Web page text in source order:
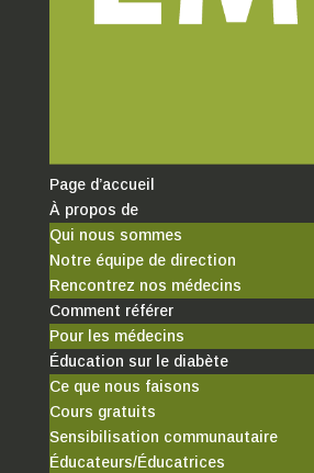
Page d’accueil
À propos de
Qui nous sommes
Notre équipe de direction
Rencontrez nos médecins
Comment référer
Pour les médecins
Éducation sur le diabète
Ce que nous faisons
Cours gratuits
Sensibilisation communautaire
Éducateurs/Éducatrices